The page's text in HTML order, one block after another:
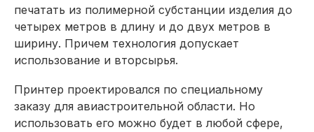
печатать из полимерной субстанции изделия до
четырех метров в длину и до двух метров в
ширину. Причем технология допускает
использование и вторсырья.
Принтер проектировался по специальному
заказу для авиастроительной области. Но
использовать его можно будет в любой сфере,